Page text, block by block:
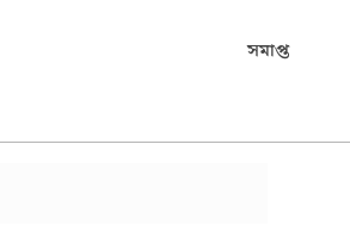
সমাপ্ত